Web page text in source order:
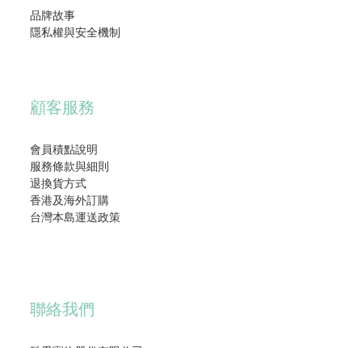
品牌故事
隱私權與安全機制
顧客服務
會員積點說明
服務條款與細則
退換貨方式
香港及海外訂購
台灣本島運送政策
聯絡我們